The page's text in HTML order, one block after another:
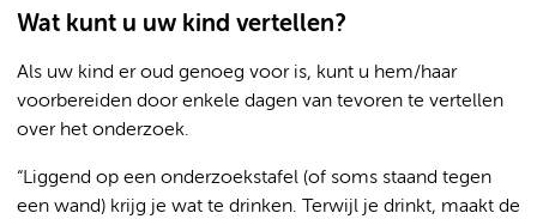
Wat kunt u uw kind vertellen?
Als uw kind er oud genoeg voor is, kunt u hem/haar
voorbereiden door enkele dagen van tevoren te vertellen
over het onderzoek.
“Liggend op een onderzoekstafel (of soms staand tegen
een wand) krijg je wat te drinken. Terwijl je drinkt, maakt de